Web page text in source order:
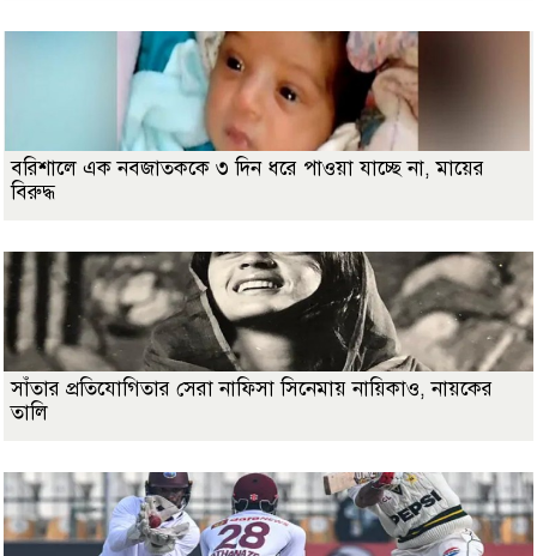
বরিশালে এক নবজাতককে ৩ দিন ধরে পাওয়া যাচ্ছে না, মায়ের
বিরুদ্ধ
সাঁতার প্রতিযোগিতার সেরা নাফিসা সিনেমায় নায়িকাও, নায়কের
তালি